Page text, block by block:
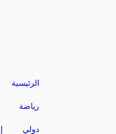
الرئيسية
رياضة
دولي